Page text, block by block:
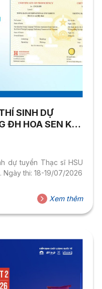
SINH DỰ
ĐH HOA SEN KHI
THI NGÀY 18-
dự tuyển Thạc sĩ HSU
Ngày thi: 18-19/07/2026
Xem thêm